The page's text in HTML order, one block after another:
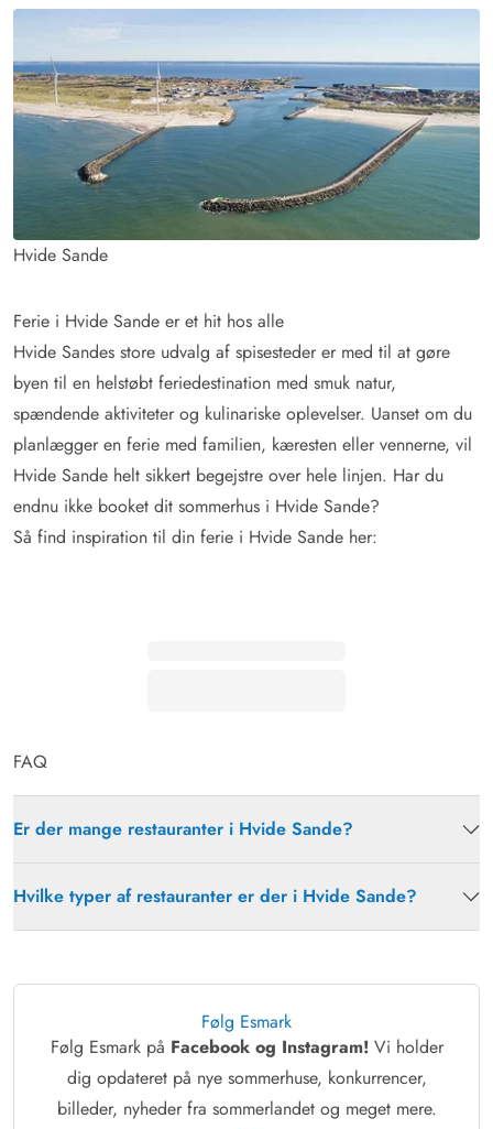
Hvide Sande
Ferie i Hvide Sande er et hit hos alle
Hvide Sandes store udvalg af spisesteder er med til at gøre
byen til en helstøbt feriedestination med smuk natur,
spændende aktiviteter og kulinariske oplevelser. Uanset om du
planlægger en ferie med familien, kæresten eller vennerne, vil
Hvide Sande helt sikkert begejstre over hele linjen. Har du
endnu ikke booket dit sommerhus i Hvide Sande?
Så find inspiration til din ferie i Hvide Sande her:
FAQ
Er der mange restauranter i Hvide Sande?
Hvilke typer af restauranter er der i Hvide Sande?
Følg Esmark
Følg Esmark på Facebook og Instagram!Vi holder
dig opdateret på nye sommerhuse, konkurrencer,
billeder, nyheder fra sommerlandet og meget mere.